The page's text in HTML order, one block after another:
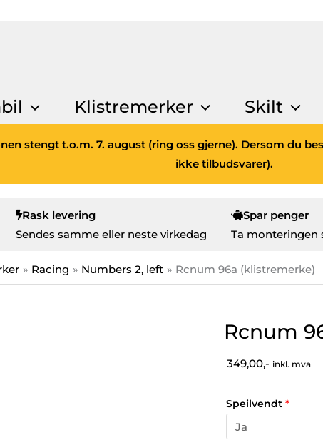
Klistremerker Skilt
stengt t.o.m. 7. august (ring oss gjerne). Dersom du
ikke tilbudsvarer).
Rask levering
Sendes samme eller neste virkedag
Spar penger
Ta monteringen
Racing Numbers 2, left Rcnum 96a (klistremerke)
Rcnum
349,00,- inkl. mva
Speilvendt *